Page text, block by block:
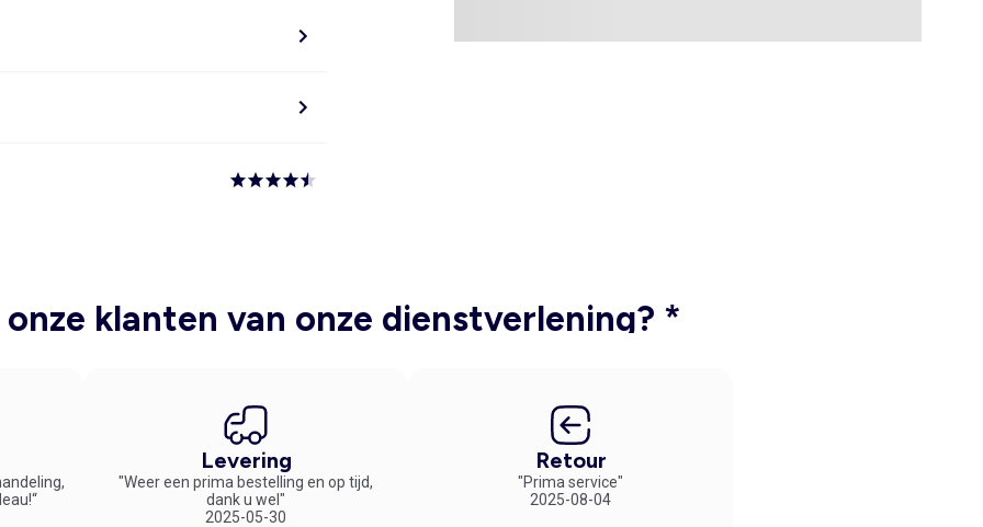
klanten van onze dienstverlening? *
Levering
"Weer een prima bestelling en op tijd,
dank u wel"
2025-05-30
Retour
"Prima service"
2025-08-04